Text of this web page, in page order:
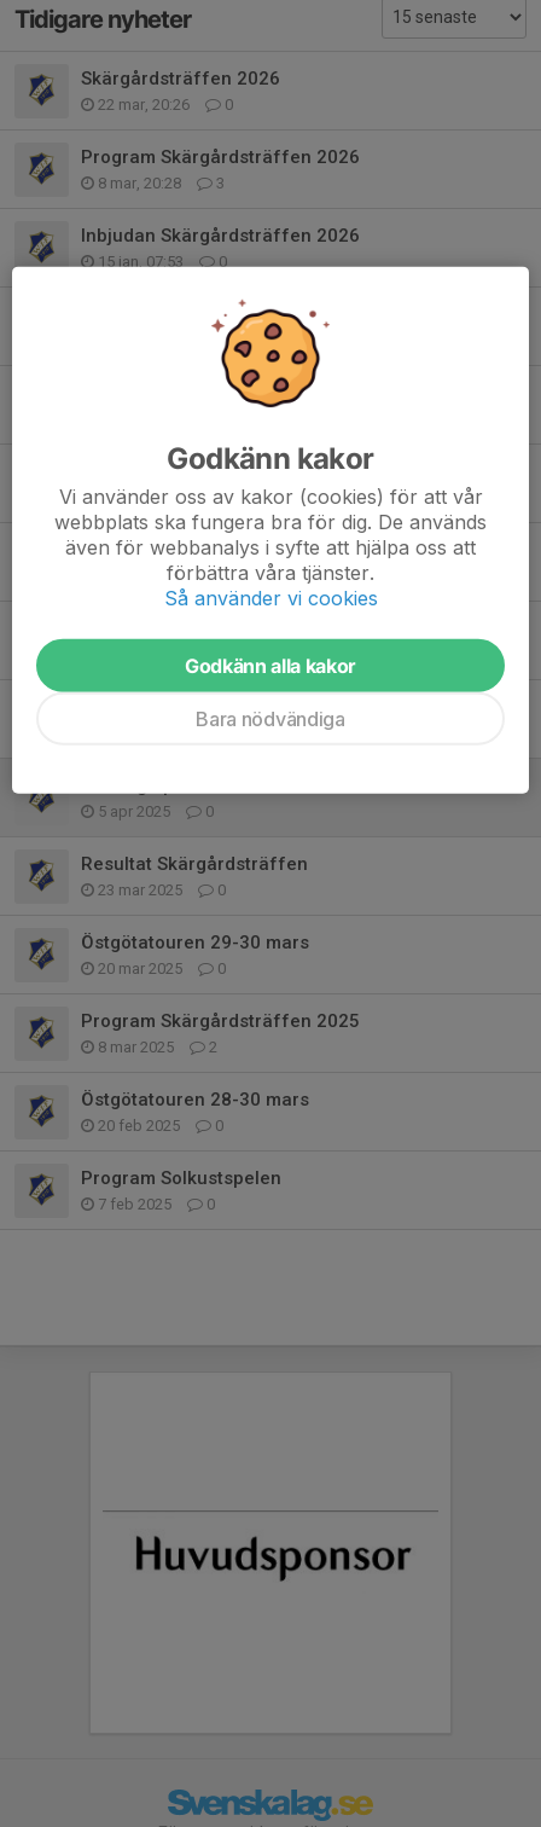
Tidigare nyheter
Skärgårdsträffen 2026
22 mar, 20:26 0
Program Skärgårdsträffen 2026
8 mar, 20:28 3
Inbjudan Skärgårdsträffen 2026
15 jan, 07:53 0
Östgötatouren 29-30 november
Ravelli och Bingolotter
Träna bordtennis
24 sep 2025 1
Ny pingislokal
16 sep 2025 0
0
5 apr 2025 0
Resultat Skärgårdsträffen
23 mar 2025 0
Östgötatouren 29-30 mars
20 mar 2025 0
Program Skärgårdsträffen 2025
8 mar 2025 2
Östgötatouren 28-30 mars
20 feb 2025 0
Program Solkustspelen
7 feb 2025 0
Godkänn kakor
Vi använder oss av kakor (cookies) för att vår
webbplats ska fungera bra för dig. De används
även för webbanalys i syfte att hjälpa oss att
förbättra våra tjänster.
Så använder vi cookies
Godkänn alla kakor
Bara nödvändiga